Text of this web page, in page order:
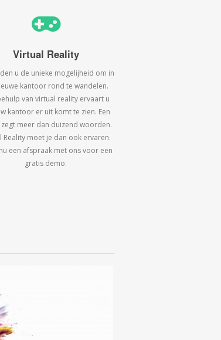
Virtual Reality
u de unieke mogelijheid om in
kantoor rond te wandelen.
van virtual reality ervaart u
kantoor er uit komt te zien. Een
meer dan duizend woorden.
Reality moet je dan ook ervaren.
een afspraak met ons voor een
gratis demo.